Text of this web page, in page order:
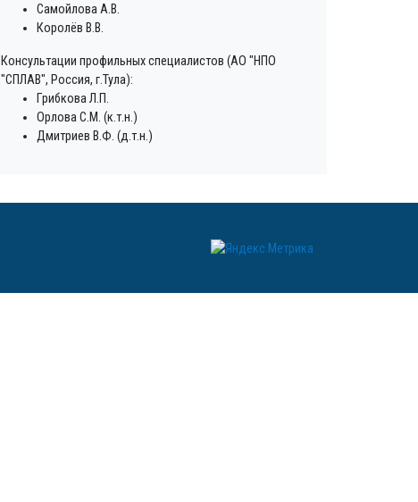
Самойлова А.В.
Королёв В.В.
Консультации профильных специалистов (АО "НПО
"СПЛАВ", Россия, г.Тула):
Грибкова Л.П.
Орлова С.М. (к.т.н.)
Дмитриев В.Ф. (д.т.н.)